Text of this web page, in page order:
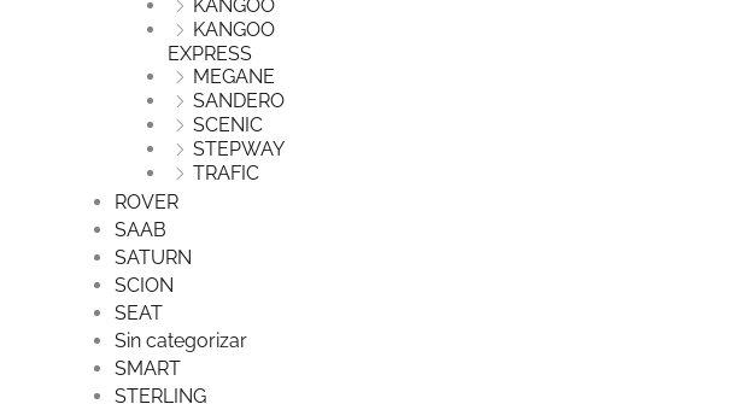
KANGOO
KANGOO
EXPRESS
MEGANE
SANDERO
SCENIC
STEPWAY
TRAFIC
ROVER
SAAB
SATURN
SCION
SEAT
Sin categorizar
SMART
STERLING